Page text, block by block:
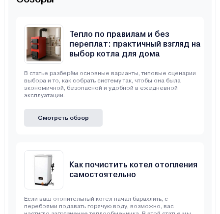
Тепло по правилам и без
переплат: практичный взгляд на
выбор котла для дома
В статье разберём основные варианты, типовые сценарии
выбора и то, как собрать систему так, чтобы она была
экономичной, безопасной и удобной в ежедневной
эксплуатации.
Смотреть обзор
Как почистить котел отопления
самостоятельно
Если ваш отопительный котел начал барахлить, с
перебоями подавать горячую воду, возможно, вас